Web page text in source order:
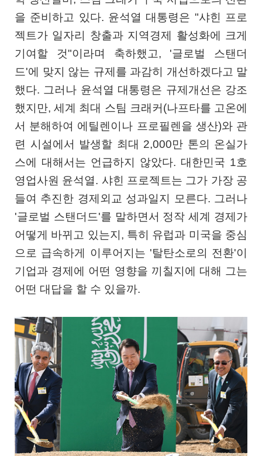
을 준비하고 있다. 윤석열 대통령은 "샤힌 프로
젝트가 일자리 창출과 지역경제 활성화에 크게
기여할 것"이라며 축하했고, '글로벌 스탠더
드'에 맞지 않는 규제를 과감히 개선하겠다고 말
했다. 그러나 윤석열 대통령은 규제개선은 강조
했지만, 세계 최대 스팀 크래커(나프타를 고온에
서 분해하여 에틸렌이나 프로필렌을 생산)와 관
련 시설에서 발생할 최대 2,000만 톤의 온실가
스에 대해서는 언급하지 않았다. 대한민국 1호
영업사원 윤석열. 샤힌 프로젝트는 그가 가장 공
들여 추진한 경제외교 성과일지 모른다. 그러나
'글로벌 스탠더드'를 말하면서 정작 세계 경제가
어떻게 바뀌고 있는지, 특히 유럽과 미국을 중심
으로 급속하게 이루어지는 '탈탄소로의 전환'이
기업과 경제에 어떤 영향을 끼칠지에 대해 그는
어떤 대답을 할 수 있을까.